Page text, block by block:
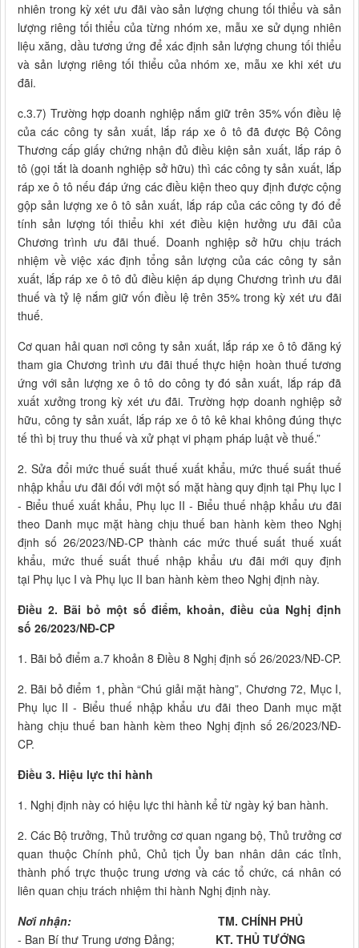
nhiên trong kỳ xét ưu đãi vào sản lượng chung tối thiểu và sản
lượng riêng tối thiểu của từng nhóm xe, mẫu xe sử dụng nhiên
liệu xăng, dầu tương ứng để xác định sản lượng chung tối thiểu
và sản lượng riêng tối thiểu của nhóm xe, mẫu xe khi xét ưu
đãi.
c.3.7) Trường hợp doanh nghiệp nắm giữ trên 35% vốn điều lệ
của các công ty sản xuất, lắp ráp xe ô tô đã được Bộ Công
Thương cấp giấy chứng nhận đủ điều kiện sản xuất, lắp ráp ô
tô (gọi tắt là doanh nghiệp sở hữu) thì các công ty sản xuất, lắp
ráp xe ô tô nếu đáp ứng các điều kiện theo quy định được cộng
gộp sản lượng xe ô tô sản xuất, lắp ráp của các công ty đó để
tính sản lượng tối thiểu khi xét điều kiện hưởng ưu đãi của
Chương trình ưu đãi thuế. Doanh nghiệp sở hữu chịu trách
nhiệm về việc xác định tổng sản lượng của các công ty sản
xuất, lắp ráp xe ô tô đủ điều kiện áp dụng Chương trình ưu đãi
thuế và tỷ lệ nắm giữ vốn điều lệ trên 35% trong kỳ xét ưu đãi
thuế.
Cơ quan hải quan nơi công ty sản xuất, lắp ráp xe ô tô đăng ký
tham gia Chương trình ưu đãi thuế thực hiện hoàn thuế tương
ứng với sản lượng xe ô tô do công ty đó sản xuất, lắp ráp đã
xuất xưởng trong kỳ xét ưu đãi. Trường hợp doanh nghiệp sở
hữu, công ty sản xuất, lắp ráp xe ô tô kê khai không đúng thực
tế thì bị truy thu thuế và xử phạt vi phạm pháp luật về thuế.”
2. Sửa đổi mức thuế suất thuế xuất khẩu, mức thuế suất thuế
nhập khẩu ưu đãi đối với một số mặt hàng quy định tại Phụ lục I
- Biểu thuế xuất khẩu, Phụ lục II - Biểu thuế nhập khẩu ưu đãi
theo Danh mục mặt hàng chịu thuế ban hành kèm theo Nghị
định số 26/2023/NĐ-CP thành các mức thuế suất thuế xuất
khẩu, mức thuế suất thuế nhập khẩu ưu đãi mới quy định
tại Phụ lục I và Phụ lục II ban hành kèm theo Nghị định này.
Điều 2. Bãi bỏ một số điểm, khoản, điều của Nghị định
số 26/2023/NĐ-CP
1. Bãi bỏ điểm a.7 khoản 8 Điều 8 Nghị định số 26/2023/NĐ-CP.
2. Bãi bỏ điểm 1, phần “Chú giải mặt hàng”, Chương 72, Mục I,
Phụ lục II - Biểu thuế nhập khẩu ưu đãi theo Danh mục mặt
hàng chịu thuế ban hành kèm theo Nghị định số 26/2023/NĐ-
CP.
Điều 3. Hiệu lực thi hành
1. Nghị định này có hiệu lực thi hành kể từ ngày ký ban hành.
2. Các Bộ trưởng, Thủ trưởng cơ quan ngang bộ, Thủ trưởng cơ
quan thuộc Chính phủ, Chủ tịch Ủy ban nhân dân các tỉnh,
thành phố trực thuộc trung ương và các tổ chức, cá nhân có
liên quan chịu trách nhiệm thi hành Nghị định này.
Nơi nhận:
- Ban Bí thư Trung ương Đảng;
TM. CHÍNH PHỦ
KT. THỦ TƯỚNG